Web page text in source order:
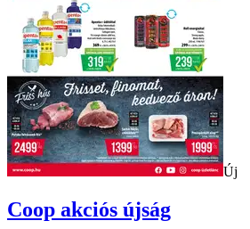
Új
Coop akciós újság